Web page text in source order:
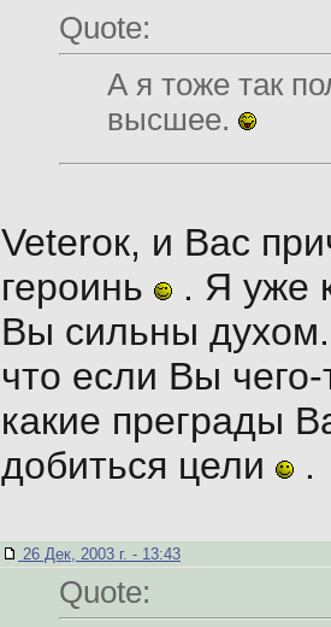
Quote:
А я тоже так
высшее.
Veterок, и Вас
героинь
. Я уже
Вы сильны
что если Вы
какие преграды
добиться цели
.
26 Дек, 2003 г. - 13:43
Quote: